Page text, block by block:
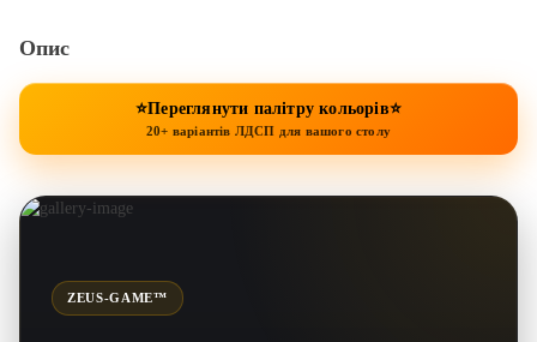
Опис
⭐Переглянути палітру кольорів⭐
20+ варіантів ЛДСП для вашого столу
ZEUS-GAME™